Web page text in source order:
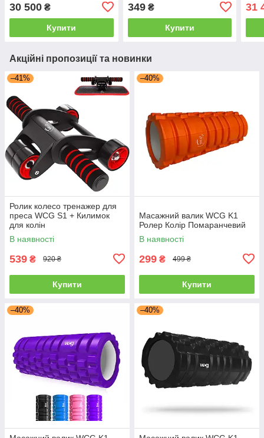
30 500 ₴
Купити
349₴
Купити
31
Акційні пропозиції та новинки
–41%
Ролик колесо тренажер для
преса WCG S1 + Килимок
для колін
В наявності
539 ₴ 920 ₴
Купити
–40%
Масажний валик WCG K1
Ролер Колір Помаранчевий
В наявності
299 ₴ 499 ₴
Купити
–40% –40%